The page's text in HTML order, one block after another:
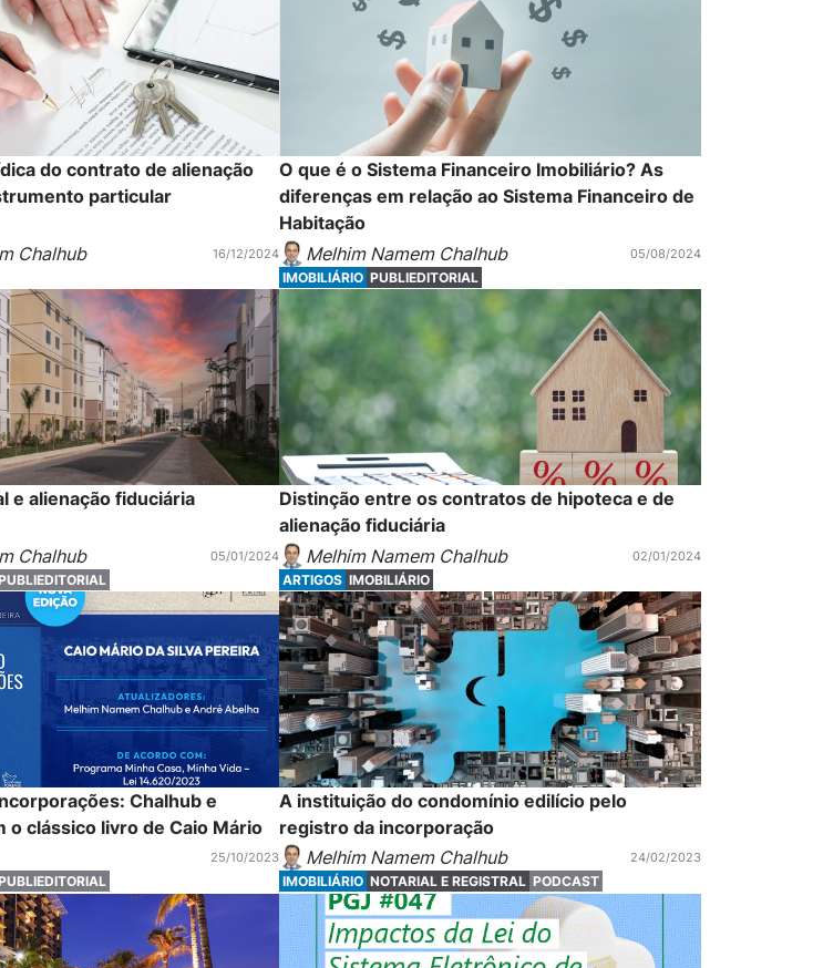
do contrato de alienação
particular
Chalhub 16/12/2024
O que é o Sistema Financeiro Imobiliário? As
diferenças em relação ao Sistema Financeiro de
Habitação
Melhim Namem Chalhub
05/08/2024
e alienação fiduciária
Chalhub 05/01/2024
IMOBILIÁRIO PUBLIEDITORIAL
Distinção entre os contratos de hipoteca e de
alienação fiduciária
Melhim Namem Chalhub
02/01/2024
Chalhub e
o clássico livro de Caio Mário
25/10/2023
ARTIGOS IMOBILIÁRIO
A instituição do condomínio edilício pelo
registro da incorporação
Melhim Namem Chalhub
24/02/2023
IMOBILIÁRIO NOTARIAL E REGISTRAL PODCAST